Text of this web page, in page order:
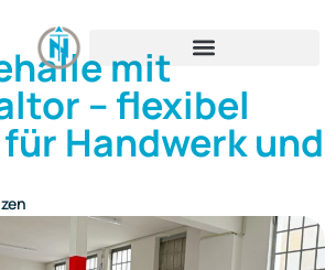
mit
– flexibel
Handwerk und